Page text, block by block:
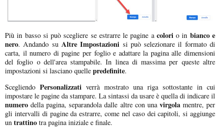
Più in basso si può scegliere se estrarre le pagine acolorio in bianco e
nero. Andando su Altre Impostazioni si può selezionare il formato di
carta, il numero di pagine per foglio e adattare la pagina alle dimensioni
del foglio o dell'area stampabile. In linea di massima per queste altre
impostazioni si lasciano quelle predefinite.
Scegliendo Personalizzati verrà mostrato una riga sottostante in cui
impostare le pagine da stampare. La sintassi da usare è quella di indicare il
numero della pagina, separandola dalle altre con una virgolamentre, per
gli intervalli di pagine da estrarre, come nel caso dei capitoli, si aggiunge
un trattino tra pagina iniziale e finale.